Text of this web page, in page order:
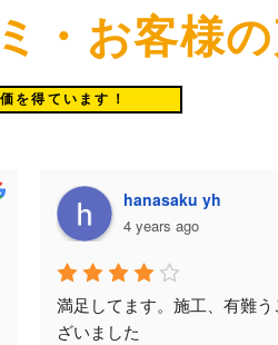
・お客様
を得ています！
hanasaku yh
4 years ago
満足してます。施工、有難う
ざいました